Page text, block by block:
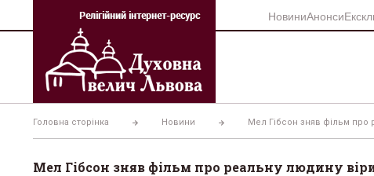
вмісту
НовиниАнонси
Головна сторінка Новини Мел Гібсон зняв фільм про
Мел Гібсон зняв фільм про реальну людину віри